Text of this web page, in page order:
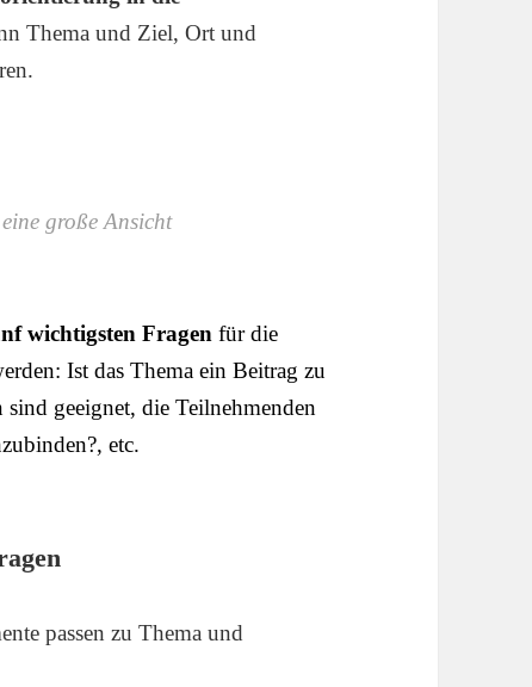
Thema und Ziel, Ort und
große Ansicht
wichtigsten Fragen für die
Ist das Thema ein Beitrag zu
geeignet, die Teilnehmenden
etc.
passen zu Thema und